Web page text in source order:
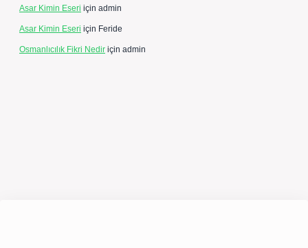
Asar Kimin Eseri için admin
Asar Kimin Eseri için Feride
Osmanlıcılık Fikri Nedir için admin